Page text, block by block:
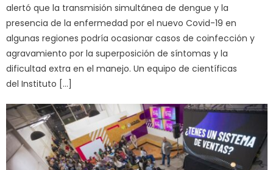
alertó que la transmisión simultánea de dengue y la
presencia de la enfermedad por el nuevo Covid-19 en
algunas regiones podría ocasionar casos de coinfección y
agravamiento por la superposición de síntomas y la
dificultad extra en el manejo. Un equipo de científicas
del Instituto […]